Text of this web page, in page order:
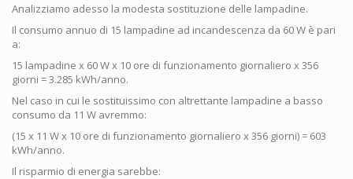
Analizziamo adesso la modesta sostituzione delle lampadine.
Il consumo annuo di 15 lampadine ad incandescenza da 60 W è pari
a:
15 lampadine x 60 W x 10 ore di funzionamento giornaliero x 356
giorni = 3.285 kWh/anno.
Nel caso in cui le sostituissimo con altrettante lampadine a basso
consumo da 11 W avremmo:
(15 x 11 W x 10 ore di funzionamento giornaliero x 356 giorni) = 603
kWh/anno.
Il risparmio di energia sarebbe: